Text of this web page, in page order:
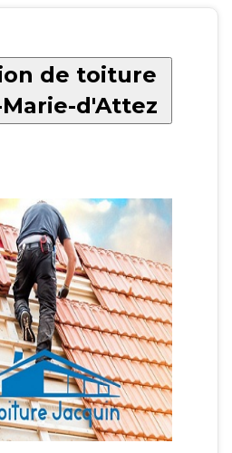
de toiture
d'Attez